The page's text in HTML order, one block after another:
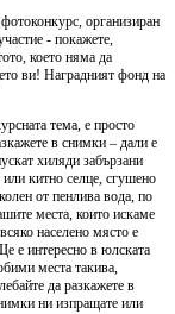
организиран
- покажете,
което няма да
ви! Наградният фонд на
тема, е просто
в снимки – дали е
хиляди забързани
китно селце, сгушено
от пенлива вода, по
места, които искаме
населено място е
е интересно в юлската
места такива,
да разкажете в
ни изпращате или